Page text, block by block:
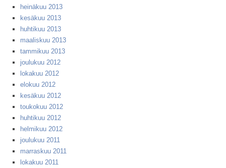
heinäkuu 2013
kesäkuu 2013
huhtikuu 2013
maaliskuu 2013
tammikuu 2013
joulukuu 2012
lokakuu 2012
elokuu 2012
kesäkuu 2012
toukokuu 2012
huhtikuu 2012
helmikuu 2012
joulukuu 2011
marraskuu 2011
lokakuu 2011